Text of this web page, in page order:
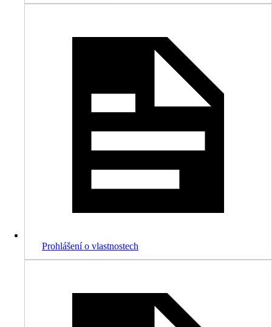
Prohlášení o vlastnostech